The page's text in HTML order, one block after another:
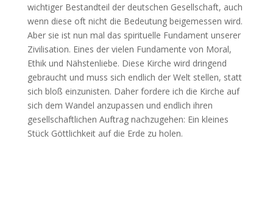
wichtiger Bestandteil der deutschen Gesellschaft, auch
wenn diese oft nicht die Bedeutung beigemessen wird.
Aber sie ist nun mal das spirituelle Fundament unserer
Zivilisation. Eines der vielen Fundamente von Moral,
Ethik und Nähstenliebe. Diese Kirche wird dringend
gebraucht und muss sich endlich der Welt stellen, statt
sich bloß einzunisten. Daher fordere ich die Kirche auf
sich dem Wandel anzupassen und endlich ihren
gesellschaftlichen Auftrag nachzugehen: Ein kleines
Stück Göttlichkeit auf die Erde zu holen.